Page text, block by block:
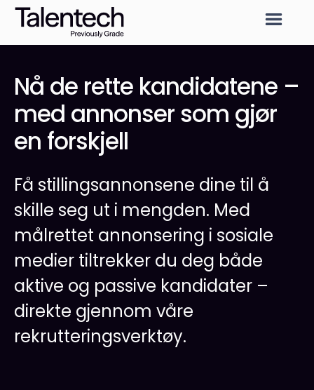
Nå de rette kandidatene –
med annonser som gjør
en forskjell
Få stillingsannonsene dine til å
skille seg ut i mengden. Med
målrettet annonsering i sosiale
medier tiltrekker du deg både
aktive og passive kandidater –
direkte gjennom våre
rekrutteringsverktøy.